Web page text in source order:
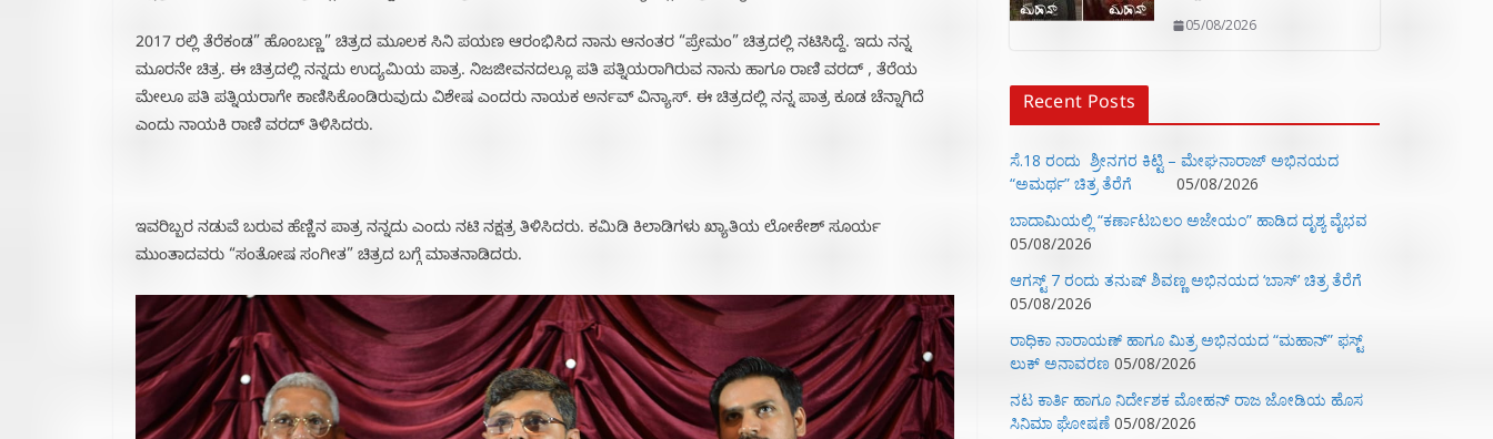
2017 ರಲ್ಲಿ ತೆರೆಕಂಡ” ಹೊಂಬಣ್ಣ” ಚಿತ್ರದ ಮೂಲಕ‌ ಸಿನಿ ಪಯಣ ಆರಂಭಿಸಿದ ನಾನು ಆನಂತರ “ಪ್ರೇಮಂ” ಚಿತ್ರದಲ್ಲಿ ನಟಿಸಿದ್ದೆ. ಇದು ನನ್ನ
ಮೂರನೇ ಚಿತ್ರ. ಈ ಚಿತ್ರದಲ್ಲಿ ನನ್ನದು ಉದ್ಯಮಿಯ ಪಾತ್ರ. ನಿಜಜೀವನದಲ್ಲೂ‌ ಪತಿ ಪತ್ನಿಯರಾಗಿರುವ ನಾನು ಹಾಗೂ ರಾಣಿ ವರದ್ , ತೆರೆಯ
ಮೇಲೂ ಪತಿ ಪತ್ನಿಯರಾಗೇ ಕಾಣಿಸಿಕೊಂಡಿರುವುದು ವಿಶೇಷ ಎಂದರು‌‌ ನಾಯಕ ಅರ್ನವ್ ವಿನ್ಯಾಸ್. ಈ ಚಿತ್ರದಲ್ಲಿ ನನ್ನ ಪಾತ್ರ ಕೂಡ ಚೆನ್ನಾಗಿದೆ
ಎಂದು ನಾಯಕಿ ರಾಣಿ ವರದ್ ತಿಳಿಸಿದರು.
ಇವರಿಬ್ಬರ ನಡುವೆ ಬರುವ ಹೆಣ್ಣಿನ ಪಾತ್ರ ನನ್ನದು ಎಂದು ನಟಿ‌ ನಕ್ಷತ್ರ ತಿಳಿಸಿದರು. ಕಮಿಡಿ ಕಿಲಾಡಿಗಳು ಖ್ಯಾತಿಯ ಲೋಕೇಶ್ ಸೂರ್ಯ
ಮುಂತಾದವರು “ಸಂತೋಷ ಸಂಗೀತ” ಚಿತ್ರದ ಬಗ್ಗೆ ಮಾತನಾಡಿದರು.
05/08/2026
Recent Posts
ಸೆ.18 ರಂದು ಶ್ರೀನಗರ ಕಿಟ್ಟಿ – ಮೇಘನಾರಾಜ್ ಅಭಿನಯದ
“ಅಮರ್ಥ” ಚಿತ್ರ ತೆರೆಗೆ
05/08/2026
ಬಾದಾಮಿಯಲ್ಲಿ “ಕರ್ಣಾಟಬಲಂ ಅಜೇಯಂ” ಹಾಡಿದ ದೃಶ್ಯ ವೈಭವ
05/08/2026
ಆಗಸ್ಟ್ 7 ರಂದು ತನುಷ್ ಶಿವಣ್ಣ ಅಭಿನಯದ ‘ಬಾಸ್’ ಚಿತ್ರ ತೆರೆಗೆ
05/08/2026
ರಾಧಿಕಾ ನಾರಾಯಣ್ ಹಾಗೂ ಮಿತ್ರ ಅಭಿನಯದ “ಮಹಾನ್” ಫಸ್ಟ್
ಲುಕ್ ಅನಾವರಣ 05/08/2026
ನಟ ಕಾರ್ತಿ ಹಾಗೂ ನಿರ್ದೇಶಕ ಮೋಹನ್ ರಾಜ ಜೋಡಿಯ ಹೊಸ
ಸಿನಿಮಾ ಘೋಷಣೆ 05/08/2026